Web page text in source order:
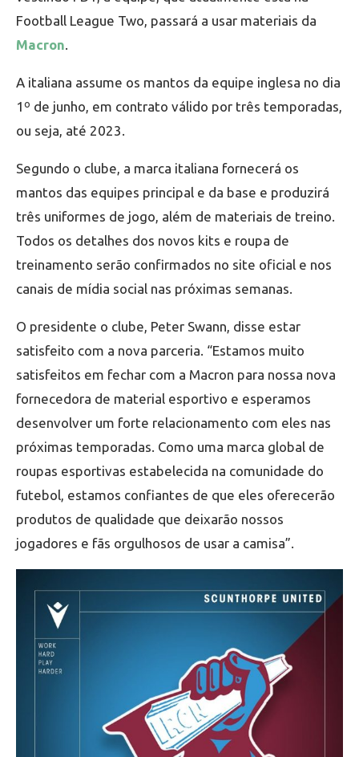
Football League Two, passará a usar materiais da
Macron.
A italiana assume os mantos da equipe inglesa no dia
1º de junho, em contrato válido por três temporadas,
ou seja, até 2023.
Segundo o clube, a marca italiana fornecerá os
mantos das equipes principal e da base e produzirá
três uniformes de jogo, além de materiais de treino.
Todos os detalhes dos novos kits e roupa de
treinamento serão confirmados no site oficial e nos
canais de mídia social nas próximas semanas.
O presidente o clube, Peter Swann, disse estar
satisfeito com a nova parceria. “Estamos muito
satisfeitos em fechar com a Macron para nossa nova
fornecedora de material esportivo e esperamos
desenvolver um forte relacionamento com eles nas
próximas temporadas. Como uma marca global de
roupas esportivas estabelecida na comunidade do
futebol, estamos confiantes de que eles oferecerão
produtos de qualidade que deixarão nossos
jogadores e fãs orgulhosos de usar a camisa”.